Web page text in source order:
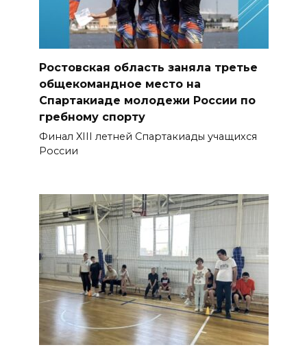
Ростовская область заняла третье
общекомандное место на
Спартакиаде молодежи России по
гребному спорту
Финал XIII летней Спартакиады учащихся
России